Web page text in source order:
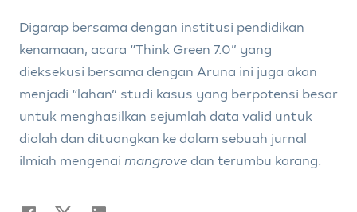
Digarap bersama dengan institusi pendidikan
kenamaan, acara “Think Green 7.0” yang
dieksekusi bersama dengan Aruna ini juga akan
menjadi “lahan” studi kasus yang berpotensi besar
untuk menghasilkan sejumlah data valid untuk
diolah dan dituangkan ke dalam sebuah jurnal
ilmiah mengenai mangrove dan terumbu karang.